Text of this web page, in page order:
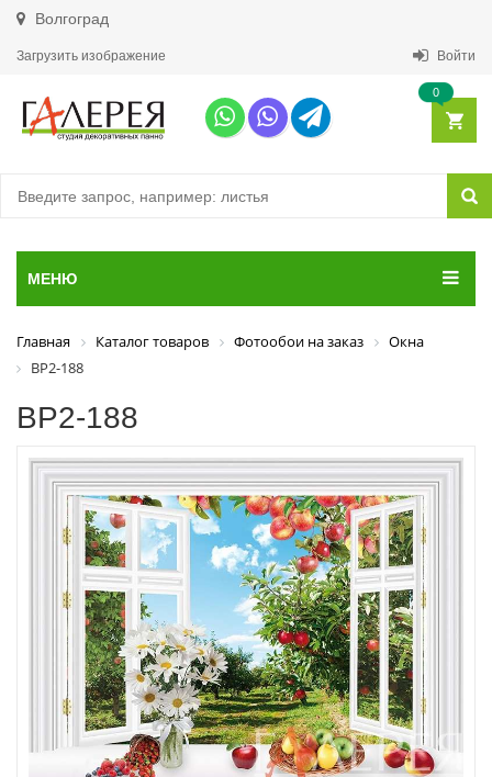
Волгоград
Загрузить изображение Войти
0
МЕНЮ
Главная Каталог товаров Фотообои на заказ
Окна
ВР2-188
ВР2-188